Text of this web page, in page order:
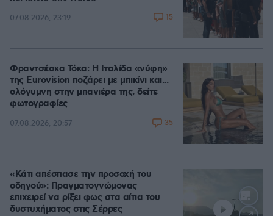
07.08.2026, 23:19 15
Φραντσέσκα Τόκα: Η Ιταλίδα «νύφη»
της Eurovision ποζάρει με μπικίνι και...
ολόγυμνη στην μπανιέρα της, δείτε
φωτογραφίες
07.08.2026, 20:57 35
«Κάτι απέσπασε την προσοχή του
οδηγού»: Πραγματογνώμονας
επιχειρεί να ρίξει φως στα αίτια του
δυστυχήματος στις Σέρρες